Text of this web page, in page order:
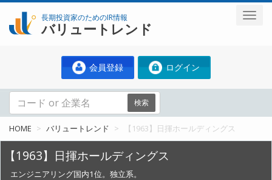
長期投資家のためのIR情報
バリュートレンド
会員登録 ログイン
検索
HOME バリュートレンド 【1963】日揮ホールディングス
【1963】日揮ホールディングス
エンジニアリング国内1位。独立系。